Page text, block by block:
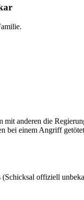
anderen die
bei einem Angriff
offiziell